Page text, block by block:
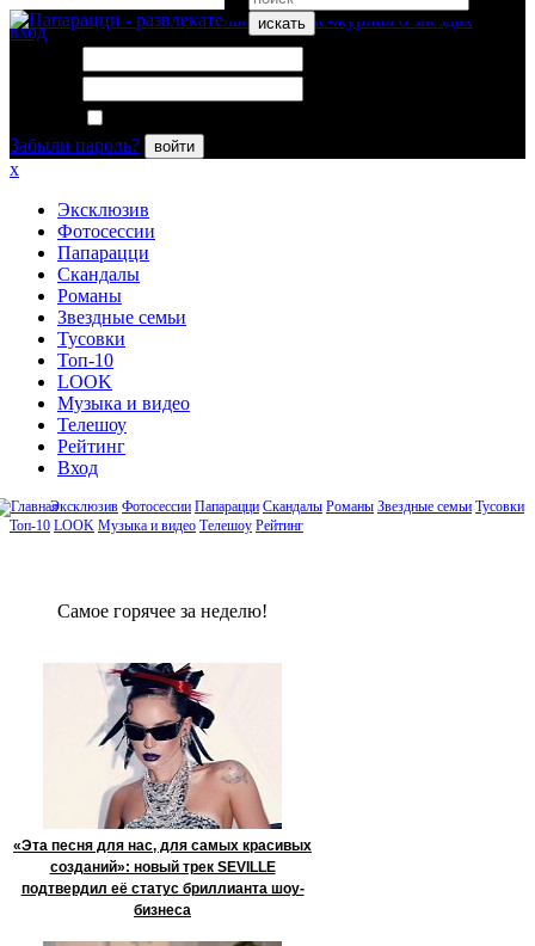
искать
вход
Забыли пароль?
войти
x
Эксклюзив
Фотосессии
Папарацци
Скандалы
Романы
Звездные семьи
Тусовки
Топ-10
LOOK
Музыка и видео
Телешоу
Рейтинг
Вход
Эксклюзив Фотосессии Папарацци Скандалы Романы Звездные семьи Тусовки
Топ-10 LOOK Музыка и видео Телешоу Рейтинг
Сaмое гoрячее за неделю!
«Эта песня для нас, для самых красивых
созданий»: новый трек SEVILLE
подтвердил её статус бриллианта шоу-
бизнеса